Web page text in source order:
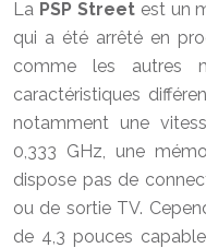
La PSP Streetest un
qui a été arrêté en
comme les autres
caractéristiques
notamment une
0,333 GHz, une
dispose pas de
ou de sortie TV.
de 4,3 pouces